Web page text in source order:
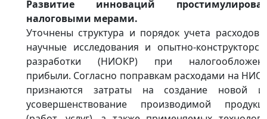
Развитие инноваций
налоговыми мерами.
Уточнены структура и порядок учета расходов
научные исследования и опытно-
разработки (НИОКР) при
прибыли. Согласно поправкам расходами на
признаются затраты на создание новой
усовершенствование производимой